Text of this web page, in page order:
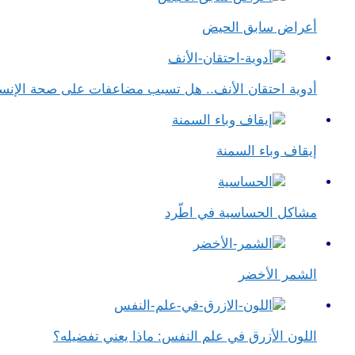
أعراض سابق الحيض
أدوية احتقان الأنف.. هل تسبب مضاعفات على صحة
إيقاف وباء السمنة
مشاكل الحساسية في اطّرد
الشمر الأخضر
اللون الأزرق في علم النفس​: ماذا يعني تفضيله؟